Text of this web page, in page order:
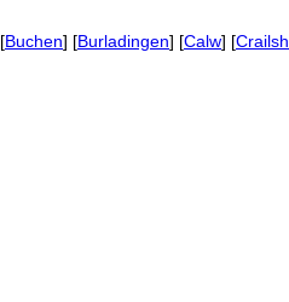
[Buchen] [Burladingen] [Calw] [